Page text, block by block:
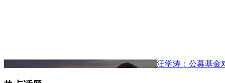
汪学涛：公募基金